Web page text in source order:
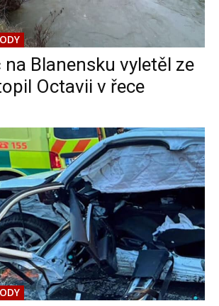
na Blanensku vyletěl ze
Octavii v řece